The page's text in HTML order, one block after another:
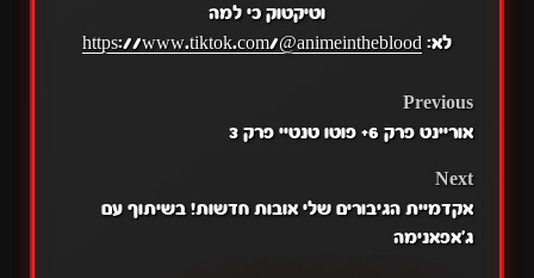
וטיקטוק כי למה
לא: https://www.tiktok.com/@animeintheblood
POST
Previous
אוריינט פרק 6+ פוטו טנטיי פרק 3
Next
אקדמיית הגיבורים שלי אובות חדשות! בשיתוף עם
ג'אפאנימה